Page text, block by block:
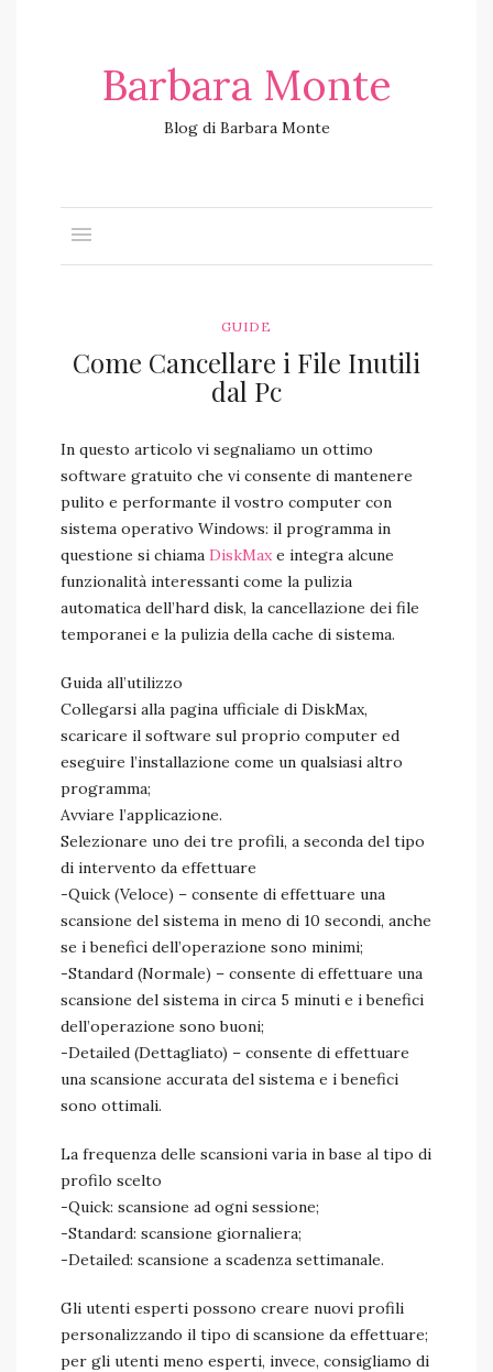
Barbara Monte
Blog di Barbara Monte
GUIDE
Come Cancellare i File Inutili
dal Pc
In questo articolo vi segnaliamo un ottimo
software gratuito che vi consente di mantenere
pulito e performante il vostro computer con
sistema operativo Windows: il programma in
questione si chiama DiskMaxe integra alcune
funzionalità interessanti come la pulizia
automatica dell’hard disk, la cancellazione dei file
temporanei e la pulizia della cache di sistema.
Guida all’utilizzo
Collegarsi alla pagina ufficiale di DiskMax,
scaricare il software sul proprio computer ed
eseguire l’installazione come un qualsiasi altro
programma;
Avviare l’applicazione.
Selezionare uno dei tre profili, a seconda del tipo
di intervento da effettuare
-Quick (Veloce) – consente di effettuare una
scansione del sistema in meno di 10 secondi, anche
se i benefici dell’operazione sono minimi;
-Standard (Normale) – consente di effettuare una
scansione del sistema in circa 5 minuti e i benefici
dell’operazione sono buoni;
-Detailed (Dettagliato) – consente di effettuare
una scansione accurata del sistema e i benefici
sono ottimali.
La frequenza delle scansioni varia in base al tipo di
profilo scelto
-Quick: scansione ad ogni sessione;
-Standard: scansione giornaliera;
-Detailed: scansione a scadenza settimanale.
Gli utenti esperti possono creare nuovi profili
personalizzando il tipo di scansione da effettuare;
per gli utenti meno esperti, invece, consigliamo di